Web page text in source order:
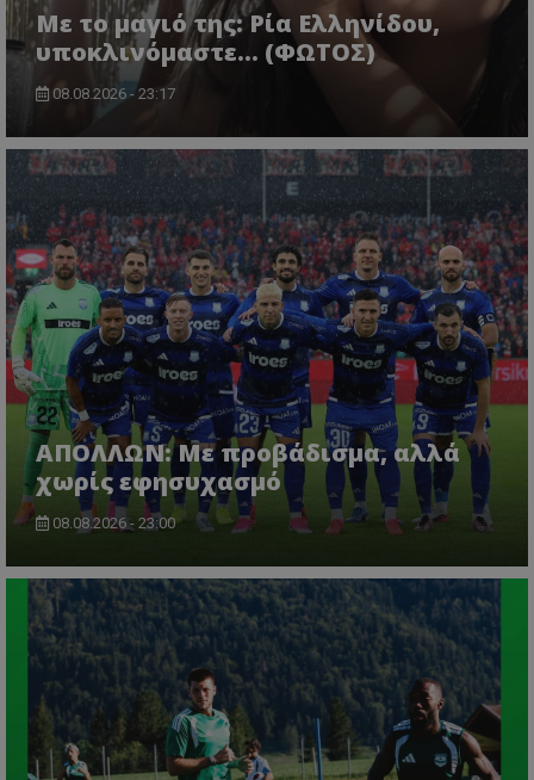
Με το μαγιό της: Ρία Ελληνίδου,
υποκλινόμαστε… (ΦΩΤΟΣ)
08.08.2026 - 23:17
ΑΠΟΛΛΩΝ: Με προβάδισμα, αλλά
χωρίς εφησυχασμό
08.08.2026 - 23:00